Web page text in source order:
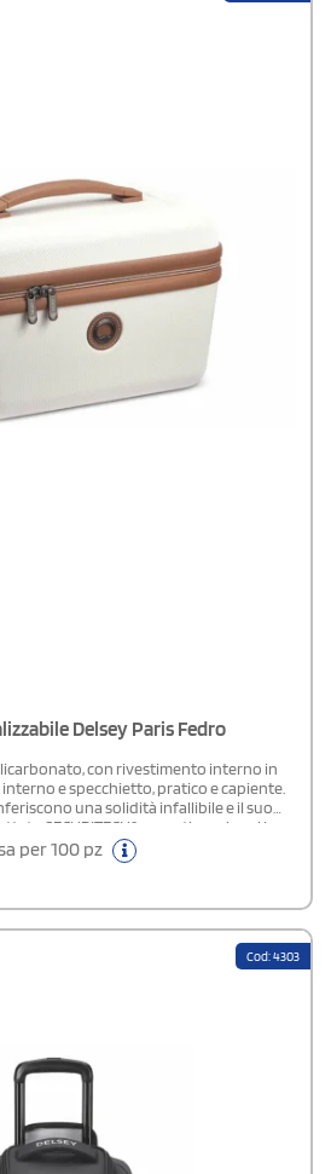
Delsey Paris Fedro
con rivestimento interno in
e specchietto, pratico e capiente.
una solidità infallibile e il suo
SECURITECH® garantisce viaggi in
cm 25,5x34,5x22
per 100 pz
Cod: 4303